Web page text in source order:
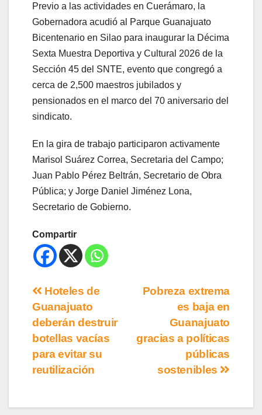
Previo a las actividades en Cuerámaro, la
Gobernadora acudió al Parque Guanajuato
Bicentenario en Silao para inaugurar la Décima
Sexta Muestra Deportiva y Cultural 2026 de la
Sección 45 del SNTE, evento que congregó a
cerca de 2,500 maestros jubilados y
pensionados en el marco del 70 aniversario del
sindicato.
En la gira de trabajo participaron activamente
Marisol Suárez Correa, Secretaria del Campo;
Juan Pablo Pérez Beltrán, Secretario de Obra
Pública; y Jorge Daniel Jiménez Lona,
Secretario de Gobierno.
Compartir
Pobreza extrema
es baja en
Guanajuato
gracias a políticas
públicas
sostenibles
Hoteles de
Guanajuato
deberán destruir
botellas vacías
para evitar su
reutilización